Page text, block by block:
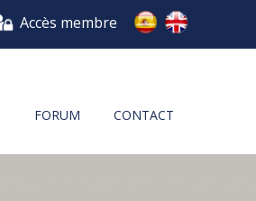
Accès membre
FORUM CONTACT